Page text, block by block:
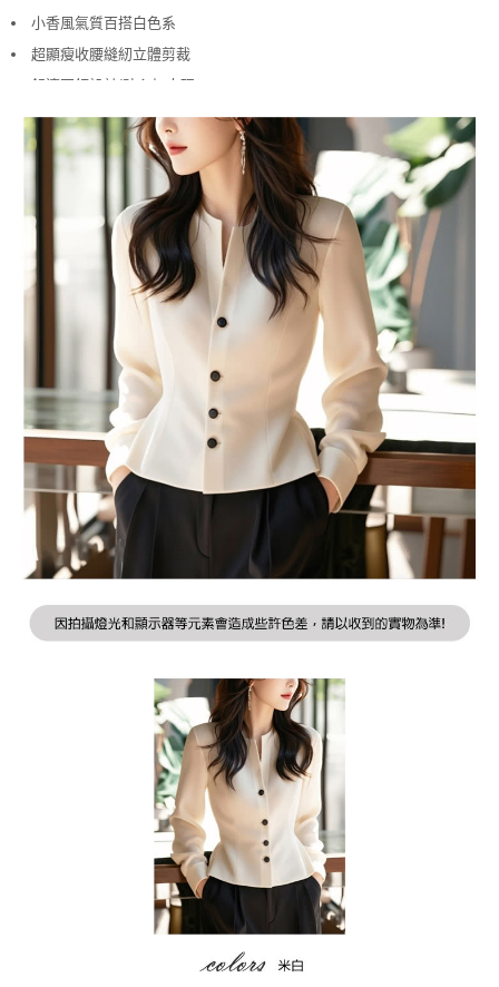
悠遊付
全盈+PAY
相關說明
【關於「AFTEE先享後付」】
AFTEE先享後付是「在收到商品之後才付款」的支付方式。 讓您購物簡單
１．簡單：不需註冊會員、不需綁卡、不需儲值。
２．便利：只要手機號碼，簡訊認證，即可結帳。
３．安心：先確認商品／服務後，再付款。
【「AFTEE先享後付」結帳流程】
１．於結帳方式選擇「AFTEE先享後付」後，將跳轉至「AFTEE先享後付」
結帳頁面，進行簡訊認證並確認金額後，即可完成結帳。
２．訂單成立數日內，您將收到繳費通知簡訊。
３．收到繳費通知簡訊後14天內，點擊此簡訊中的連結，可透過四大超商／
ATM／網路銀行／等多元方式進行付款，方視為交易完成。
※ 請注意：結帳手續完成當下不需立刻繳費，但若您需要取消訂單，請聯絡
購買商品的店家。未經商家同意取消之訂單仍視為有效，需透過AFTEE先享
後付繳納相關費用。
※ 交易是否成功請以「AFTEE先享後付 」之結帳頁面顯示為準，若有關於
是否繳費成功／繳費後需取消欲退款等相關疑問，請聯繫「AFTEE先享後付
客戶支援中心」
https://netprotections.freshdesk.com/support/home
【注意事項】
１．透過由恩沛科技股份有限公司提供之「AFTEE先享後付」服務完成之交
權轉讓予恩沛科技股份有限公司。
２．關於個人資料處理事宜，請瀏覽以下網址：
３．未成年的使用者請事先徵得法定代理人或監護人之同意方可使用
「AFTEE先享後付」，若未經同意申辦者引起之損失，本公司不負相關責
４．使用「AFTEE先享後付」時，將依據個別帳號之用戶狀況，依本公司即
時審查核予不同之上限額度；若仍有額度不足之情形，本公司將視審查結果
請求用戶進行身份認證。
５．嚴禁一人註冊多個帳號或使用他人資訊註冊。若發現惡意使用之情形，
恩沛科技股份有限公司將有權停止該用戶之使用額度並採取法律行動。
運送方式
全家取貨付款
每筆NT$79，滿NT$599(含以上)免運費
付款後全家取貨
每筆NT$79，滿NT$599(含以上)免運費
7-11取貨付款
每筆NT$79，滿NT$1,000(含以上)免運費
付款後7-11取貨
每筆NT$79，滿NT$1,000(含以上)免運費
宅配
每筆NT$90，滿NT$1,000(含以上)免運費
宅配離島
超顯瘦收腰縫紉立體剪裁
舒適圓領設計/貼心加大碼
加大碼上衣 法式輕奢感排釦收腰顯瘦長袖襯衫(S-3XL)
【XT241043】TG241043
小香風氣質百搭白色系
超顯瘦收腰縫紉立體剪裁
舒適圓領設計/貼心加大碼
小香風氣質百搭白色系
超顯瘦收腰縫紉立體剪裁
舒適圓領設計/貼心加大碼